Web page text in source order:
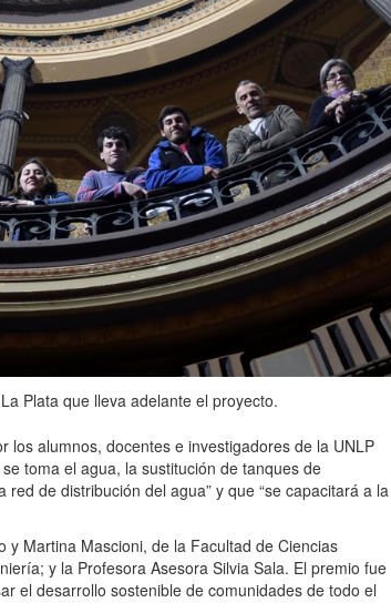
Plata que lleva adelante el proyecto.
alumnos, docentes e investigadores de la UNLP
toma el agua, la sustitución de tanques de
de distribución del agua” y que “se capacitará a la
y Martina Mascioni, de la Facultad de Ciencias
y la Profesora Asesora Silvia Sala. El premio fue
el desarrollo sostenible de comunidades de todo el